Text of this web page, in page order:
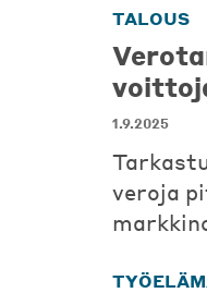
TALOUS
1.9.2025
veroja